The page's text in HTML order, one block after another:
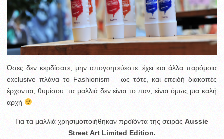
Όσες δεν κερδίσατε, μην απογοητεύεστε: έχει και άλλα παρόμοια
exclusive πλάνα το Fashionism – ως τότε, και επειδή διακοπές
έρχονται, θυμίσου: τα μαλλιά δεν είναι το παν, είναι όμως μια καλή
αρχή
Για τα μαλλιά χρησιμοποιήθηκαν προϊόντα της σειράς Aussie
Street Art Limited Edition.